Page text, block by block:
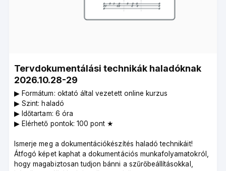
Tervdokumentálási technikák haladóknak
2026.10.28-29
▶︎ Formátum: oktató által vezetett online kurzus
▶︎ Szint: haladó
▶︎ Időtartam: 6 óra
▶︎ Elérhető pontok: 100 pont ★
Ismerje meg a dokumentációkészítés haladó technikáit!
Átfogó képet kaphat a dokumentációs munkafolyamatokról,
hogy magabiztosan tudjon bánni a szűrőbeállításokkal,